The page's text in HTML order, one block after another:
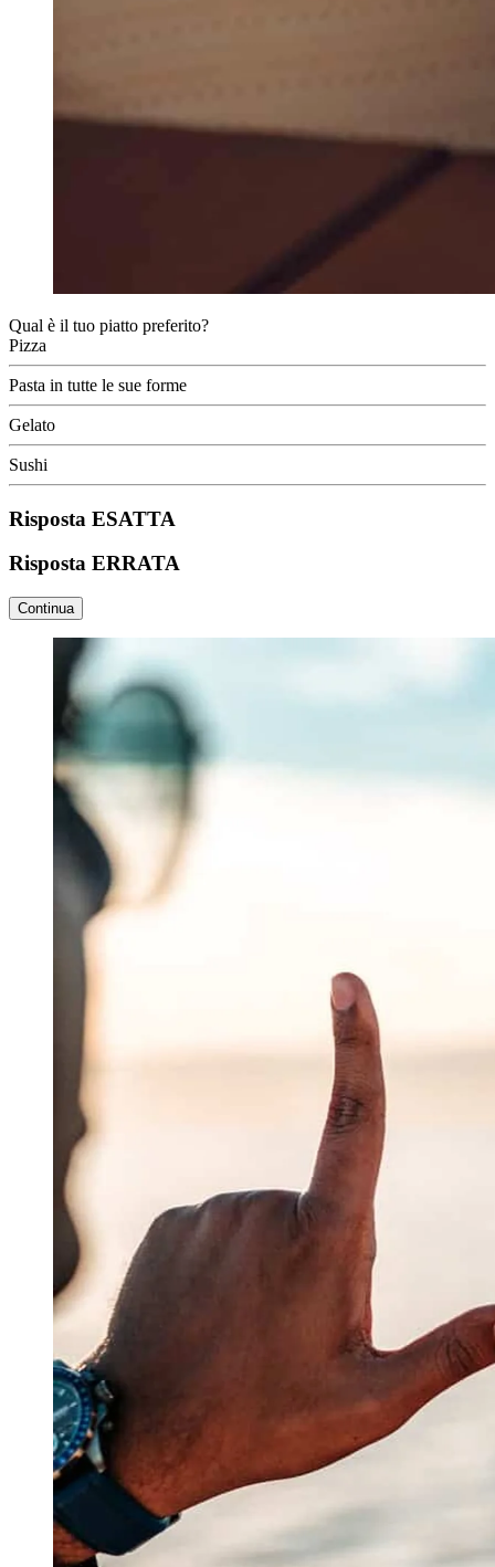
Qual è il tuo piatto preferito?
Pizza
Pasta in tutte le sue forme
Gelato
Sushi
Risposta ESATTA
Risposta ERRATA
Continua